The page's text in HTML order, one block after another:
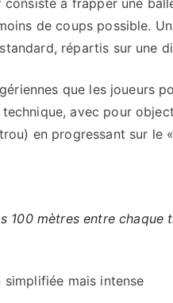
de coups possible.
répartis sur une
que les joueurs
technique, avec pour
en progressant sur le
100 mètres entre chaque
simplifiée mais intense